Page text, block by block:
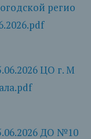
регио
ЦО г. М
ДО №10